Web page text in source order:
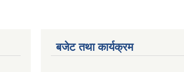
बजेट तथा कार्यक्रम